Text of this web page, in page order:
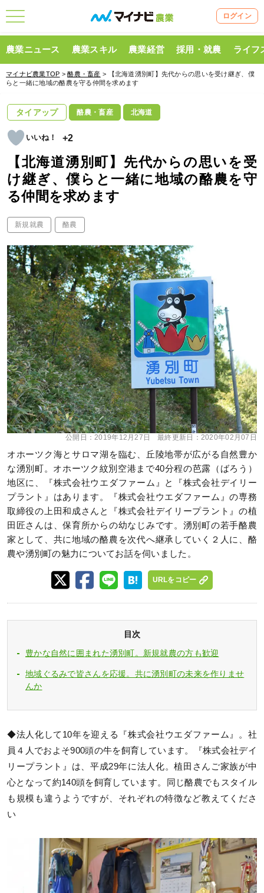
ログイン
農業ニュース 農業スキル 農業経営 採用・就農 ライフ
マイナビ農業TOP >酪農・畜産 > 【北海道湧別町】先代からの思いを受け継ぎ、僕
らと一緒に地域の酪農を守る仲間を求めます
タイアップ 酪農・畜産 北海道
+2
【北海道湧別町】先代からの思いを受
け継ぎ、僕らと一緒に地域の酪農を守
る仲間を求めます
新規就農 酪農
公開日：2019年12月27日 最終更新日： 2020年02月07日
オホーツク海とサロマ湖を臨む、丘陵地帯が広がる自然豊か
な湧別町。オホーツク紋別空港まで40分程の芭露（ばろう）
地区に、『株式会社ウエダファーム』と『株式会社デイリー
プラント』はあります。『株式会社ウエダファーム』の専務
取締役の上田和成さんと『株式会社デイリープラント』の植
田匠さんは、保育所からの幼なじみです。湧別町の若手酪農
家として、共に地域の酪農を次代へ継承していく２人に、酪
農や湧別町の魅力についてお話を伺いました。
URLをコピー
目次
豊かな自然に囲まれた湧別町。新規就農の方も歓迎
地域ぐるみで皆さんを応援。共に湧別町の未来を作りませ
んか
◆法人化して10年を迎える『株式会社ウエダファーム』。社
員４人でおよそ900頭の牛を飼育しています。『株式会社デイ
リープラント』は、平成29年に法人化。植田さんご家族が中
心となって約140頭を飼育しています。同じ酪農でもスタイル
も規模も違うようですが、それぞれの特徴など教えてくださ
い